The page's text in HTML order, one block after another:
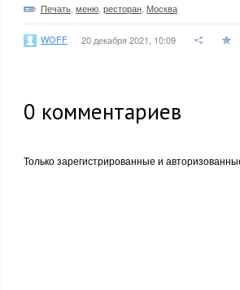
Печать меню ресторан Москва
WOFF 20 декабря 2021, 10:09
0 комментариев
Только зарегистрированные и